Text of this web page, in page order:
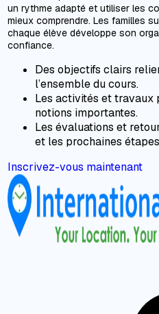
un rythme adapté et utiliser les
mieux comprendre. Les familles
chaque élève développe son
confiance.
Des objectifs clairs
l’ensemble du cours.
Les activités et travaux
notions importantes.
Les évaluations et
et les prochaines
Inscrivez-vous maintenant